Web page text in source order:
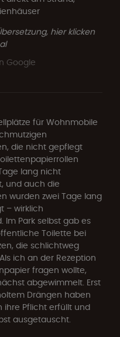
hier klicken
Google
für Wohnmobile
die nicht gepflegt
lang nicht
und auch die
wurden zwei Tage lang
– wirklich
Im Park selbst gab es
Toilette bei
die schlichtweg
ich an der Rezeption
fragen wollte,
abgewimmelt. Erst
Drängen haben
ihre Pflicht erfüllt und
ausgetauscht.